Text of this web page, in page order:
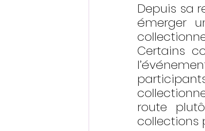
Depuis sa
émerger
Certains
route
collections